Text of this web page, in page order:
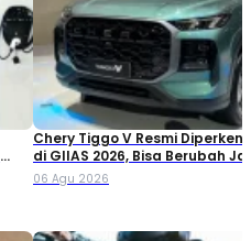
Chery Tiggo V Resmi
di GIIAS 2026, Bisa Berubah
Double Cabin
06 Agu 2026